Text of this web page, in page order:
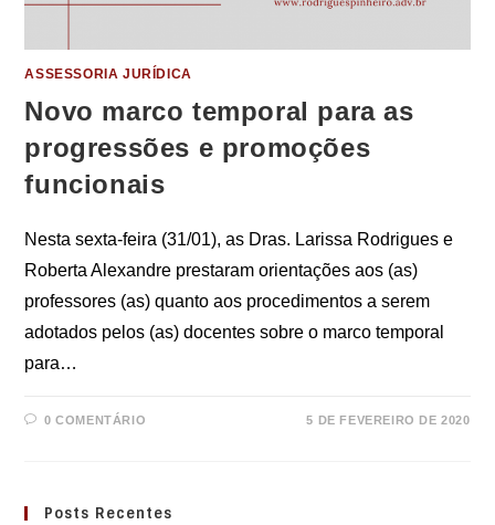
ASSESSORIA JURÍDICA
Novo marco temporal para as
progressões e promoções
funcionais
Nesta sexta-feira (31/01), as Dras. Larissa Rodrigues e
Roberta Alexandre prestaram orientações aos (as)
professores (as) quanto aos procedimentos a serem
adotados pelos (as) docentes sobre o marco temporal
para…
0 COMENTÁRIO 5 DE FEVEREIRO DE 2020
Posts Recentes